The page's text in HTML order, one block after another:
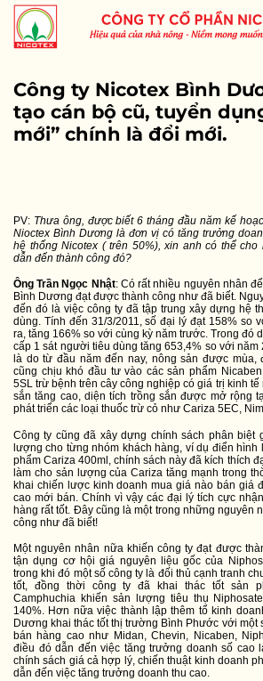
Skip
content
Công ty Nicotex Bình
tạo cán bộ cũ, tuyển
mới” chính là đổi mới.
PV: Thưa ông, được biết 6 tháng đầu năm kế
Nioctex Bình Dương là đơn vị có tăng trưởng
hệ thống Nicotex ( trên 50%), xin anh có thể
dẫn đến thành công đó?
Ông Trần Ngọc Nhật: Có rất nhiều nguyên nhân
Bình Dương đạt được thành công như đã biết.
đến đó là việc công ty đã tập trung xây dựng hệ
dùng. Tính đến 31/3/2011, số đại lý đạt 158% so
ra, tăng 166% so với cùng kỳ năm trước. Trong đó
cấp 1 sát người tiêu dùng tăng 653,4% so với
là do từ đầu năm đến nay, nông sản được
cũng chịu khó đầu tư vào các sản phẩm
5SL trừ bệnh trên cây công nghiệp có giá trị kinh
sắn tăng cao, diện tích trồng sắn được mở rộng
phát triển các loại thuốc trừ cỏ như Cariza 5EC,
Công ty cũng đã xây dựng chính sách phân biệt
lượng cho từng nhóm khách hàng, ví dụ điển hình
phẩm Cariza 400ml, chính sách này đã kích thích
làm cho sản lượng của Cariza tăng mạnh trong
khai chiến lược kinh doanh mua giá nào bán giá
cao mới bán. Chính vì vậy các đại lý tích cực
hàng rất tốt. Đây cũng là một trong những nguyên
công như đã biết!
Một nguyên nhân nữa khiến công ty đạt được
tận dụng cơ hội giá nguyên liệu gốc của
trong khi đó một số công ty là đối thủ cạnh tranh
tốt, đồng thời công ty đã khai thác tốt sản
Camphuchia khiến sản lượng tiêu thụ
140%. Hơn nữa việc thành lập thêm tổ kinh
Dương khai thác tốt thị trường Bình Phước với một
bán hàng cao như Midan, Chevin, Nicaben,
điều đó dẫn đến việc tăng trưởng doanh số cao
chính sách giá cả hợp lý, chiến thuật kinh doanh
dẫn đến việc tăng trưởng doanh thu cao.